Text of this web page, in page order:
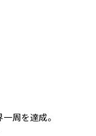
周を達成。